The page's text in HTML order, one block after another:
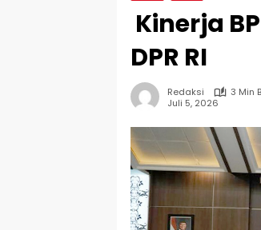
Kinerja
DPR RI
Redaksi
3 Min
Juli 5, 2026